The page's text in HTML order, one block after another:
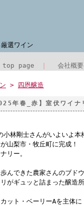
選ワイン
top page 会社概要
> 四恩醸造
年春_赤】室伏ワイナ
林剛士さんがいよいよ本
山梨市・牧丘町に完成！
リー。
んできた農家さんのブドウ
がギュッと詰まった醸造
ット・ベーリーAを主体に